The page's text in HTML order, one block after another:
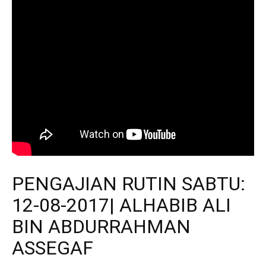
PENGAJIAN RUTIN SABTU:
12-08-2017| ALHABIB ALI
BIN ABDURRAHMAN
ASSEGAF